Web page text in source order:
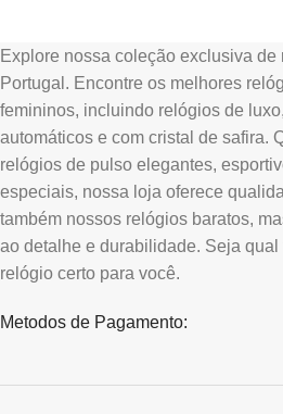
Explore nossa coleção exclusiva
Portugal. Encontre os melhores
femininos, incluindo relógios de
automáticos e com cristal de safira.
relógios de pulso elegantes,
especiais, nossa loja oferece
também nossos relógios baratos,
ao detalhe e durabilidade. Seja
relógio certo para você.
Metodos de Pagamento: